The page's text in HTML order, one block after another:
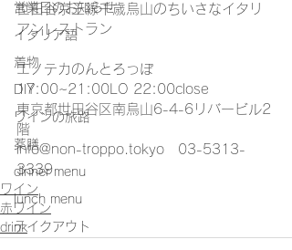
営業日のお知らせ
イタリア語
着物
DIY
ワインの旅路
薬膳
dinner menu
lunch menu
テイクアウト
世田谷京王線千歳烏山のちいさなイタリ
アンレストラン
エノテカのんとろっぽ
17:00~21:00LO 22:00close
東京都世田谷区南烏山6-4-6リバービル2
階
info@non-troppo.tokyo　03-5313-
3339
ワイン
赤ワイン
drink